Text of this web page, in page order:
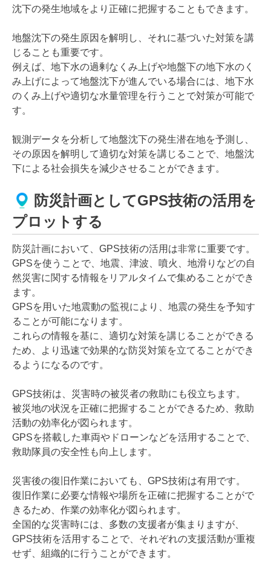
沈下の発生地域をより正確に把握することもできます。
地盤沈下の発生原因を解明し、それに基づいた対策を講
じることも重要です。
例えば、地下水の過剰なくみ上げや地盤下の地下水のく
み上げによって地盤沈下が進んでいる場合には、地下水
のくみ上げや適切な水量管理を行うことで対策が可能で
す。
観測データを分析して地盤沈下の発生潜在地を予測し、
その原因を解明して適切な対策を講じることで、地盤沈
下による社会損失を減少させることができます。
防災計画としてGPS技術の活用を
プロットする
防災計画において、GPS技術の活用は非常に重要です。
GPSを使うことで、地震、津波、噴火、地滑りなどの自
然災害に関する情報をリアルタイムで集めることができ
ます。
GPSを用いた地震動の監視により、地震の発生を予知す
ることが可能になります。
これらの情報を基に、適切な対策を講じることができる
ため、より迅速で効果的な防災対策を立てることができ
るようになるのです。
GPS技術は、災害時の被災者の救助にも役立ちます。
被災地の状況を正確に把握することができるため、救助
活動の効率化が図られます。
GPSを搭載した車両やドローンなどを活用することで、
救助隊員の安全性も向上します。
災害後の復旧作業においても、GPS技術は有用です。
復旧作業に必要な情報や場所を正確に把握することがで
きるため、作業の効率化が図られます。
全国的な災害時には、多数の支援者が集まりますが、
GPS技術を活用することで、それぞれの支援活動が重複
せず、組織的に行うことができます。